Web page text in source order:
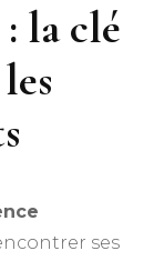
la clé
ses